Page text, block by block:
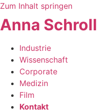
Zum Inhalt springen
Anna Schroll
Industrie
Wissenschaft
Corporate
Medizin
Film
Kontakt